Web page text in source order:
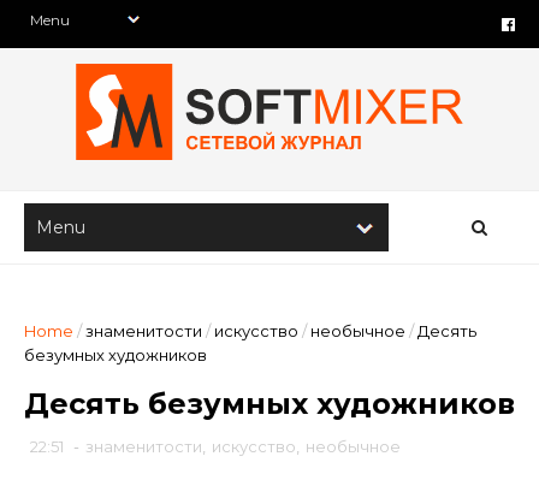
Home /знаменитости / искусство / необычное / Десять
безумных художников
Десять безумных художников
22:51 - знаменитости искусство необычное